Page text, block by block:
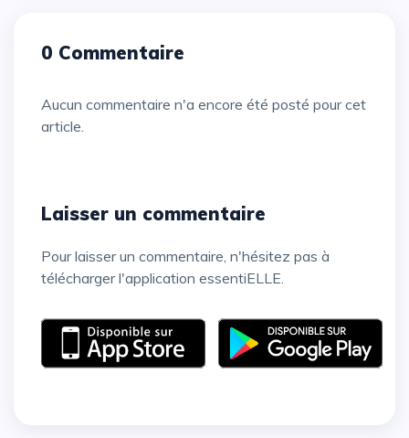
0 Commentaire
Aucun commentaire n'a encore été posté pour cet
article.
Laisser un commentaire
Pour laisser un commentaire, n'hésitez pas à
télécharger l'application essentiELLE.